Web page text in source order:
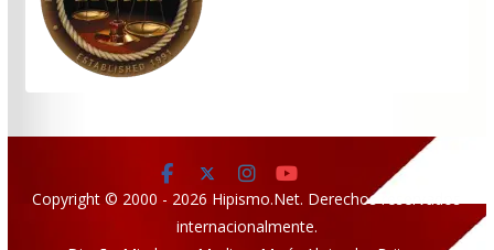
Copyright © 2000 - 2026 Hipismo.Net. Derechos reservados
internacionalmente.